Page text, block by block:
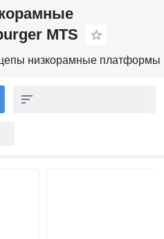
MTS
низкорамные платформы